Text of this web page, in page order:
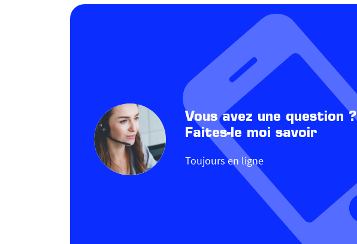
Vous avez une question ?
Faites-le moi savoir
Toujours en ligne